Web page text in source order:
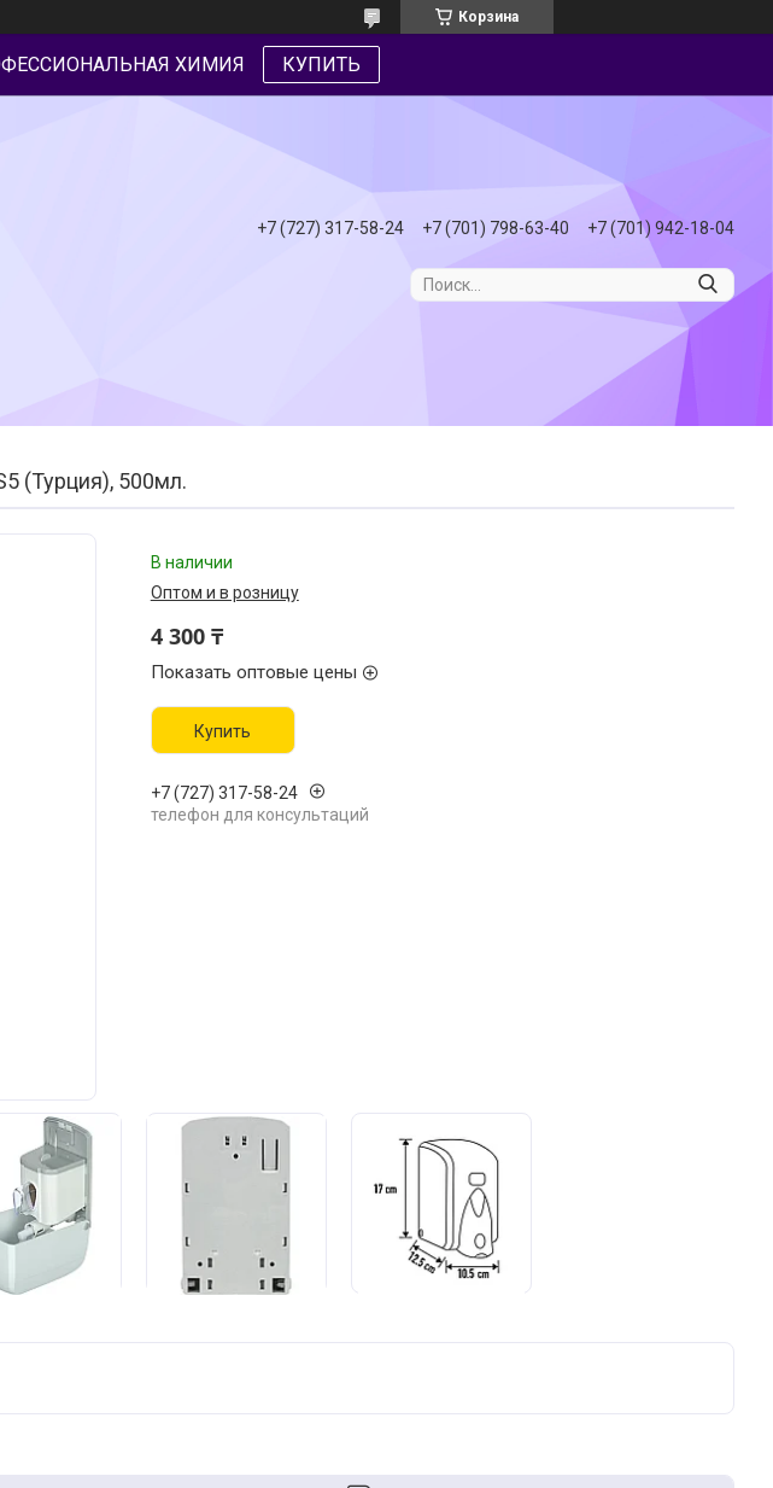
Корзина
ХИМИЯ КУПИТЬ
+7 (727) 317-58-24 +7 (701) 798-63-40 +7 (701) 942-18-04
(Турция), 500мл.
В наличии
Оптом и в розницу
4 300 ₸
Показать оптовые цены
Купить
+7 (727) 317-58-24
телефон для консультаций